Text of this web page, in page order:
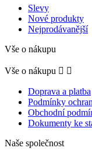
Slevy
Nové produkty
Nejprodávanější
Vše o nákupu
Vše o nákupu  
Doprava a platba
Podmínky
Obchodní
Dokumenty ke
Naše společnost